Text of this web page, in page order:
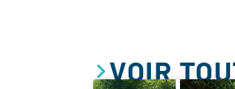
VOIR